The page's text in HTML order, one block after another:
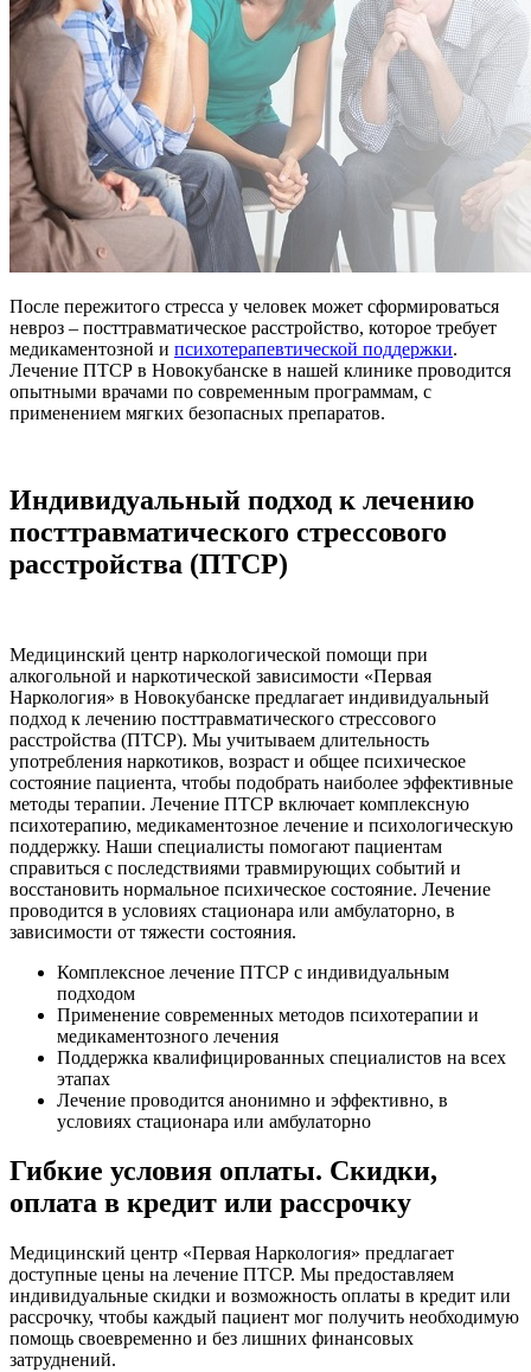
После пережитого стресса у человек может сформироваться
невроз – посттравматическое расстройство, которое требует
медикаментозной и психотерапевтической поддержки.
Лечение ПТСР в Новокубанске в нашей клинике проводится
опытными врачами по современным программам, с
применением мягких безопасных препаратов.
Индивидуальный подход к лечению
посттравматического стрессового
расстройства (ПТСР)
Медицинский центр наркологической помощи при
алкогольной и наркотической зависимости «Первая
Наркология» в Новокубанске предлагает индивидуальный
подход к лечению посттравматического стрессового
расстройства (ПТСР). Мы учитываем длительность
употребления наркотиков, возраст и общее психическое
состояние пациента, чтобы подобрать наиболее эффективные
методы терапии. Лечение ПТСР включает комплексную
психотерапию, медикаментозное лечение и психологическую
поддержку. Наши специалисты помогают пациентам
справиться с последствиями травмирующих событий и
восстановить нормальное психическое состояние. Лечение
проводится в условиях стационара или амбулаторно, в
зависимости от тяжести состояния.
Комплексное лечение ПТСР с индивидуальным
подходом
Применение современных методов психотерапии и
медикаментозного лечения
Поддержка квалифицированных специалистов на всех
этапах
Лечение проводится анонимно и эффективно, в
условиях стационара или амбулаторно
Гибкие условия оплаты. Скидки,
оплата в кредит или рассрочку
Медицинский центр «Первая Наркология» предлагает
доступные цены на лечение ПТСР. Мы предоставляем
индивидуальные скидки и возможность оплаты в кредит или
рассрочку, чтобы каждый пациент мог получить необходимую
помощь своевременно и без лишних финансовых
затруднений.